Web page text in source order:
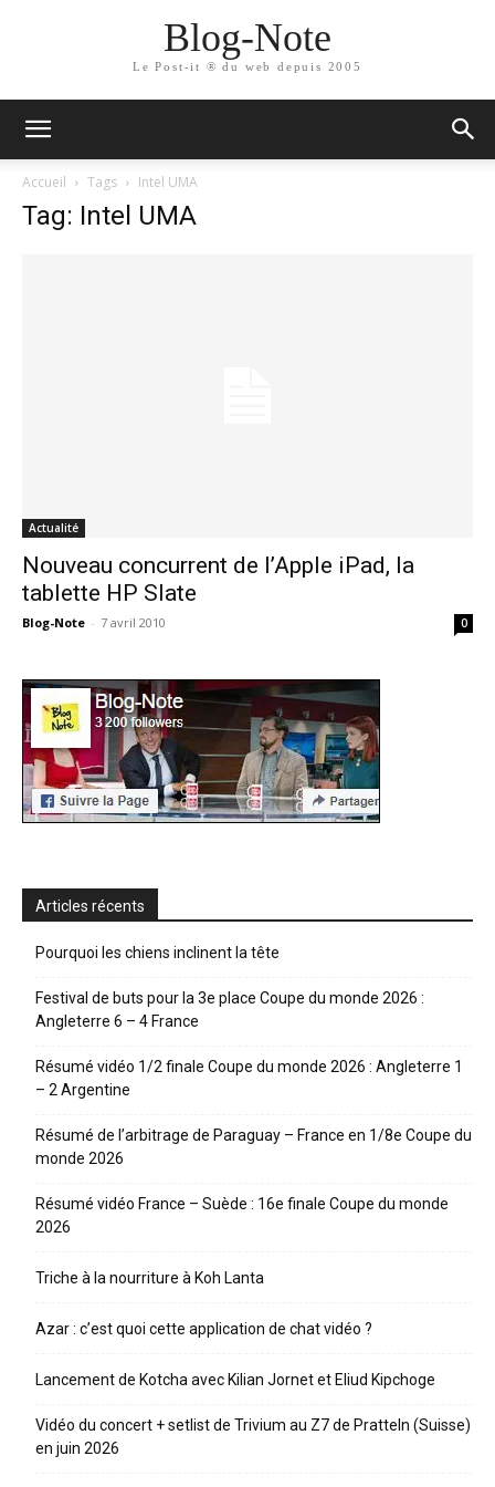
Blog-Note
Le Post-it ® du web depuis 2005
Accueil Tags Intel UMA
Tag: Intel UMA
Actualité
Nouveau concurrent de l’Apple iPad, la
tablette HP Slate
Blog-Note - 7 avril 2010 0
Articles récents
Pourquoi les chiens inclinent la tête
Festival de buts pour la 3e place Coupe du monde 2026 :
Angleterre 6 – 4 France
Résumé vidéo 1/2 finale Coupe du monde 2026 : Angleterre 1
– 2 Argentine
Résumé de l’arbitrage de Paraguay – France en 1/8e Coupe du
monde 2026
Résumé vidéo France – Suède : 16e finale Coupe du monde
2026
Triche à la nourriture à Koh Lanta
Azar : c’est quoi cette application de chat vidéo ?
Lancement de Kotcha avec Kilian Jornet et Eliud Kipchoge
Vidéo du concert + setlist de Trivium au Z7 de Pratteln (Suisse)
en juin 2026